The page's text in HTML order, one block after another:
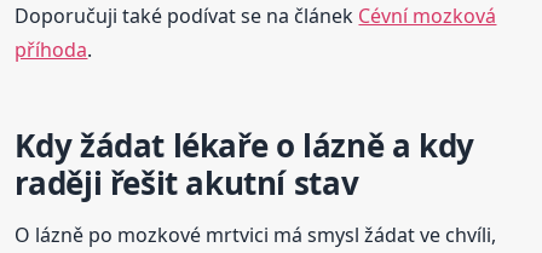
Doporučuji také podívat se na článek Cévní mozková
příhoda.
Kdy žádat lékaře o lázně a kdy
raději řešit akutní stav
O lázně po mozkové mrtvici má smysl žádat ve chvíli,